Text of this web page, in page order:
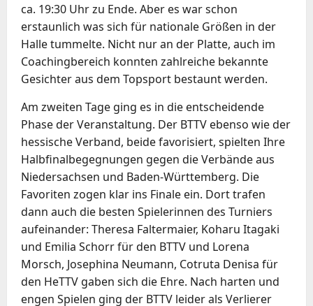
ca. 19:30 Uhr zu Ende. Aber es war schon
erstaunlich was sich für nationale Größen in der
Halle tummelte. Nicht nur an der Platte, auch im
Coachingbereich konnten zahlreiche bekannte
Gesichter aus dem Topsport bestaunt werden.
Am zweiten Tage ging es in die entscheidende
Phase der Veranstaltung. Der BTTV ebenso wie der
hessische Verband, beide favorisiert, spielten Ihre
Halbfinalbegegnungen gegen die Verbände aus
Niedersachsen und Baden-Württemberg. Die
Favoriten zogen klar ins Finale ein. Dort trafen
dann auch die besten Spielerinnen des Turniers
aufeinander: Theresa Faltermaier, Koharu Itagaki
und Emilia Schorr für den BTTV und Lorena
Morsch, Josephina Neumann, Cotruta Denisa für
den HeTTV gaben sich die Ehre. Nach harten und
engen Spielen ging der BTTV leider als Verlierer